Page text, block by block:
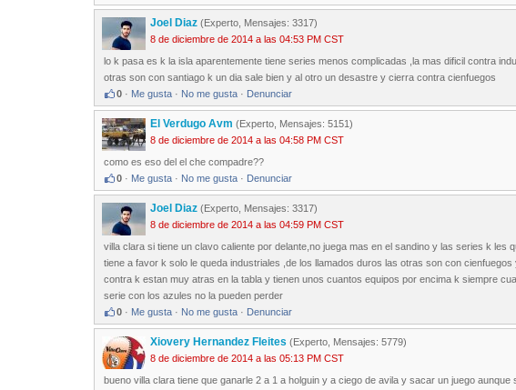
Joel Diaz (Experto, Mensajes: 3317)
8 de diciembre de 2014 a las 04:53 PM CST
lo k pasa es k la isla aparentemente tiene series menos complicadas ,la mas dificil contra
otras son con santiago k un dia sale bien y al otro un desastre y cierra contra cienfuegos
0 · Me gusta · No me gusta · Denunciar
El Verdugo Avm (Experto, Mensajes: 5151)
8 de diciembre de 2014 a las 04:58 PM CST
como es eso del el che compadre??
0 · Me gusta · No me gusta · Denunciar
Joel Diaz (Experto, Mensajes: 3317)
8 de diciembre de 2014 a las 04:59 PM CST
villa clara si tiene un clavo caliente por delante,no juega mas en el sandino y las series k les
tiene a favor k solo le queda industriales ,de los llamados duros las otras son con
contra k estan muy atras en la tabla y tienen unos cuantos equipos por encima k siempre
serie con los azules no la pueden perder
0 · Me gusta · No me gusta · Denunciar
Xiovery Hernandez Fleites (Experto, Mensajes: 5779)
8 de diciembre de 2014 a las 05:13 PM CST
bueno villa clara tiene que ganarle 2 a 1 a holguin y a ciego de avila y sacar un juego